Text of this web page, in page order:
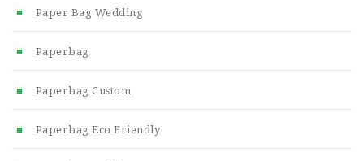
Paper Bag Wedding
Paperbag
Paperbag Custom
Paperbag Eco Friendly